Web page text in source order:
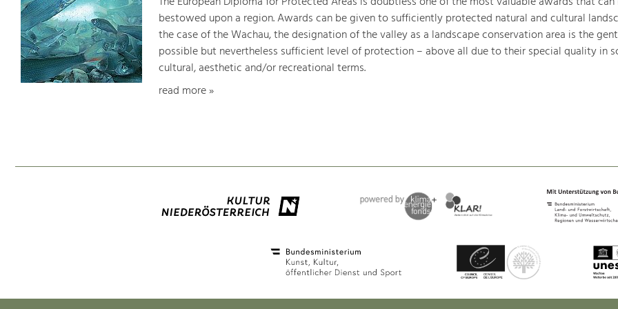
bestowed upon a region. Awards can be given to sufficiently protected natural and cultural
the case of the Wachau, the designation of the valley as a landscape conservation area is the
possible but nevertheless sufficient level of protection – above all due to their special quality in
cultural, aesthetic and/or recreational terms.
read more »